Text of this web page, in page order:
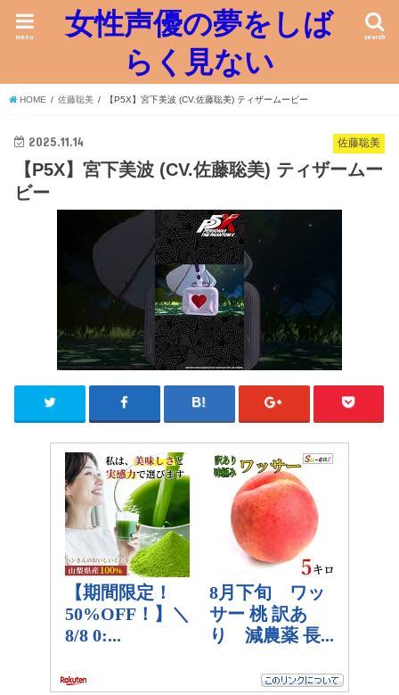
女性声優の夢をしば
らく見ない
search
menu
HOME 佐藤聡美 【P5X】宮下美波 (CV.佐藤聡美) ティザームービー
佐藤聡美
2025.11.14
【P5X】宮下美波 (CV.佐藤聡美) ティザームー
ビー